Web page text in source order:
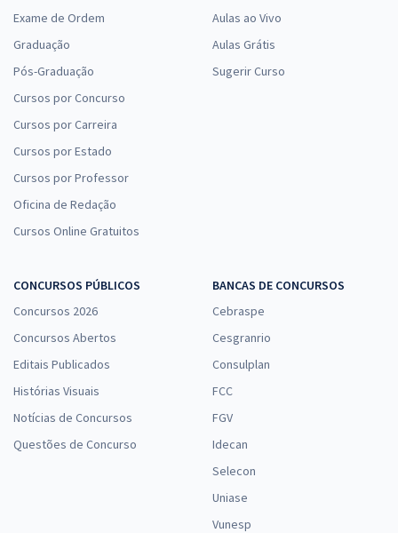
Exame de Ordem
Graduação
Pós-Graduação
Cursos por Concurso
Cursos por Carreira
Cursos por Estado
Cursos por Professor
Oficina de Redação
Cursos Online Gratuitos
Aulas ao Vivo
Aulas Grátis
Sugerir Curso
CONCURSOS PÚBLICOS
Concursos 2026
Concursos Abertos
Editais Publicados
Histórias Visuais
Notícias de Concursos
Questões de Concurso
BANCAS DE CONCURSOS
Cebraspe
Cesgranrio
Consulplan
FCC
FGV
Idecan
Selecon
Uniase
Vunesp